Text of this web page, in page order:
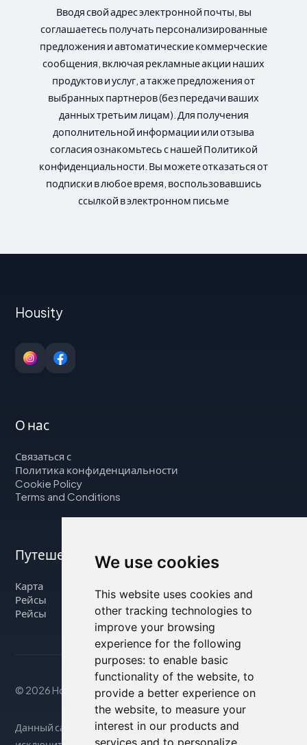
We use cookies
This website uses cookies and
other tracking technologies to
improve your browsing
experience for the following
purposes: to enable basic
functionality of the website, to
provide a better experience on
the website, to measure your
interest in our products and
services and to personalize
Вводя свой адрес электронной почты, вы
соглашаетесь получать персонализированные
предложения и автоматические коммерческие
сообщения, включая рекламные акции наших
продуктов и услуг, а также предложения от
выбранных партнеров (без передачи ваших
данных третьим лицам). Для получения
дополнительной информации или отзыва
согласия ознакомьтесь с нашей Политикой
конфиденциальности. Вы можете отказаться от
подписки в любое время, воспользовавшись
ссылкой в электронном письме
Housity
О нас
Связаться с
Политика конфиденциальности
Cookie Policy
Terms and Conditions
Путешествуйте с нами
Карта
Рейсы
Рейсы
© 2026 Housity.net
Данный сайт предоставляет информацию